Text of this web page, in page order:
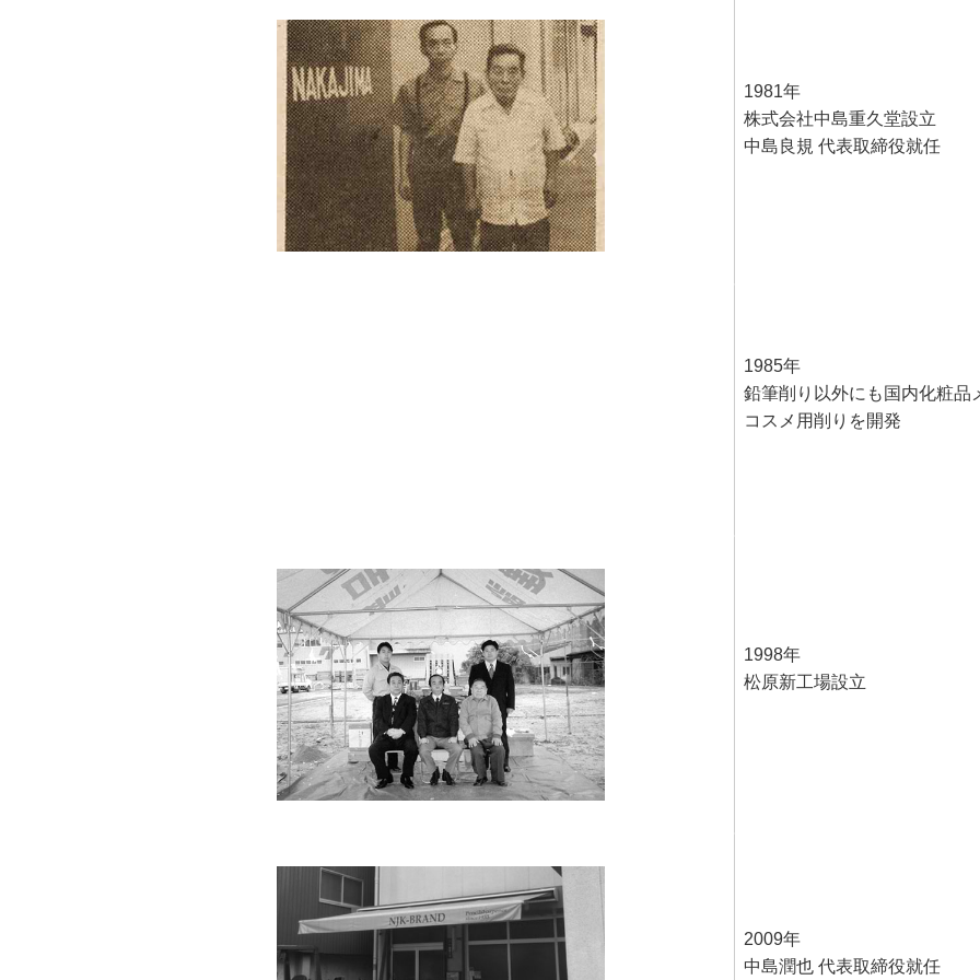
1981年
株式会社中島重久堂設立
中島良規 代表取締役就任
1985年
鉛筆削り以外にも国内化粧品
コスメ用削りを開発
1998年
松原新工場設立
2009年
中島潤也 代表取締役就任